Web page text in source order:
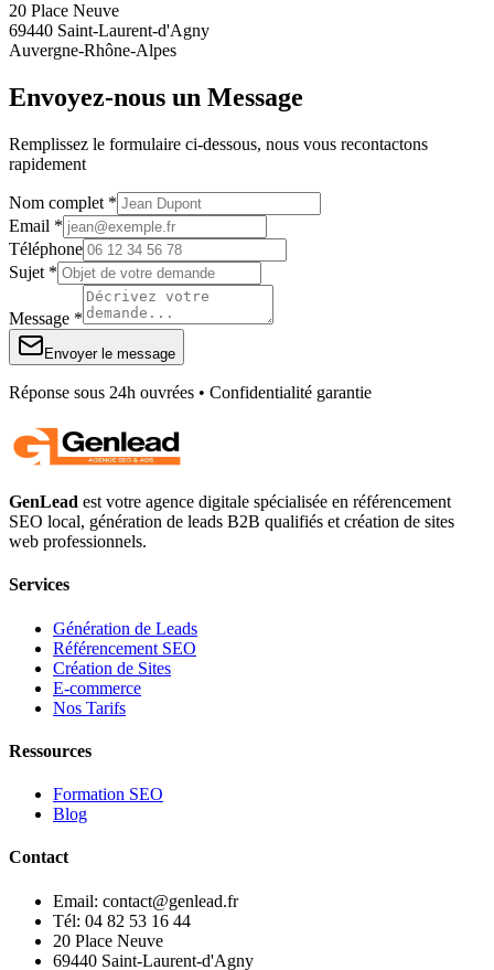
20 Place Neuve
69440 Saint-Laurent-d'Agny
Auvergne-Rhône-Alpes
Envoyez-nous un Message
Remplissez le formulaire ci-dessous, nous vous recontactons
rapidement
Nom complet *
Email *
Téléphone
Sujet *
Message *
Envoyer le message
Réponse sous 24h ouvrées • Confidentialité garantie
GenLead est votre agence digitale spécialisée en référencement
SEO local, génération de leads B2B qualifiés et création de sites
web professionnels.
Services
Génération de Leads
Référencement SEO
Création de Sites
E-commerce
Nos Tarifs
Ressources
Formation SEO
Blog
Contact
Email: contact@genlead.fr
Tél: 04 82 53 16 44
20 Place Neuve
69440 Saint-Laurent-d'Agny